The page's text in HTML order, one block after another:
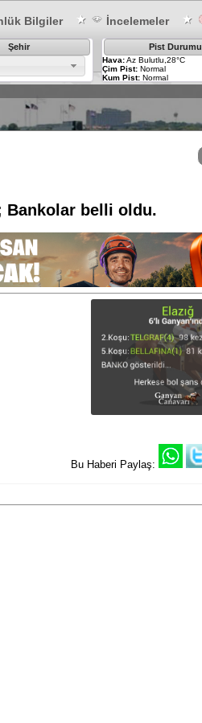
Bilgiler İncelemeler
Şehir
Pist Durumu
Hava:Az Bulutlu,28°C
Çim Pist:Normal
Kum Pist:Normal
Bankolar belli oldu.
Bu Haberi Paylaş: